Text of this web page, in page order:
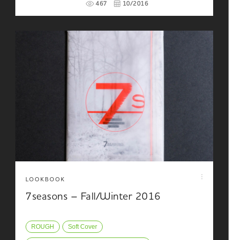
467 10/2016
LOOKBOOK
7seasons – Fall/Winter 2016
ROUGH Soft Cover